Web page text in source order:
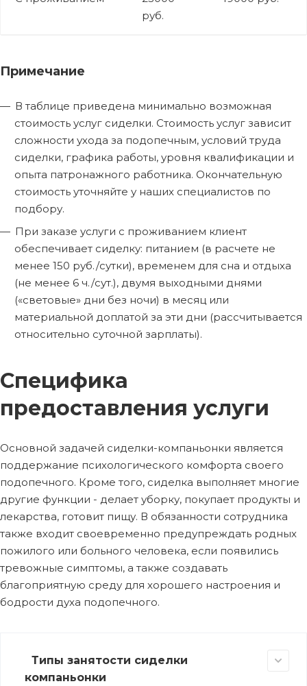
руб.
Примечание
В таблице приведена минимально возможная
стоимость услуг сиделки. Стоимость услуг зависит
сложности ухода за подопечным, условий труда
сиделки, графика работы, уровня квалификации и
опыта патронажного работника. Окончательную
стоимость уточняйте у наших специалистов по
подбору.
При заказе услуги с проживанием клиент
обеспечивает сиделку: питанием (в расчете не
менее 150 руб./сутки), временем для сна и отдыха
(не менее 6 ч./сут.), двумя выходными днями
(«световые» дни без ночи) в месяц или
материальной доплатой за эти дни (рассчитывается
относительно суточной зарплаты).
Специфика
предоставления услуги
Основной задачей сиделки-компаньонки является
поддержание психологического комфорта своего
подопечного. Кроме того, сиделка выполняет многие
другие функции - делает уборку, покупает продукты и
лекарства, готовит пищу. В обязанности сотрудника
также входит своевременно предупреждать родных
пожилого или больного человека, если появились
тревожные симптомы, а также создавать
благоприятную среду для хорошего настроения и
бодрости духа подопечного.
Типы занятости сиделки
компаньонки